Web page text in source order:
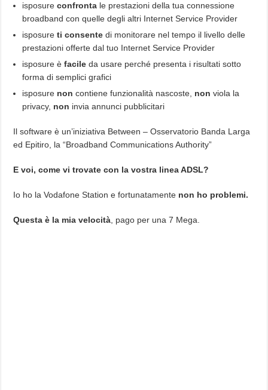
isposureconfronta le prestazioni della tua connessione
broadband con quelle degli altri Internet Service Provider
isposureti consente di monitorare nel tempo il livello delle
prestazioni offerte dal tuo Internet Service Provider
isposure èfacile da usare perché presenta i risultati sotto
forma di semplici grafici
isposure non contiene funzionalità nascoste, non viola la
privacy, non invia annunci pubblicitari
Il software è un’iniziativa Between – Osservatorio Banda Larga
ed Epitiro, la “Broadband Communications Authority”
E voi, come vi trovate con la vostra linea ADSL?
Io ho la Vodafone Station e fortunatamente non ho problemi.
Questa è la mia velocità , pago per una 7 Mega.